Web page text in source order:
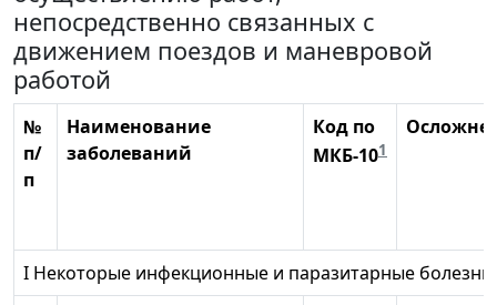
непосредственно связанных с
движением поездов и маневровой
работой
№
п/
п
Наименование
заболеваний
Код по
МКБ-101
I Некоторые инфекционные и паразитарные болезни